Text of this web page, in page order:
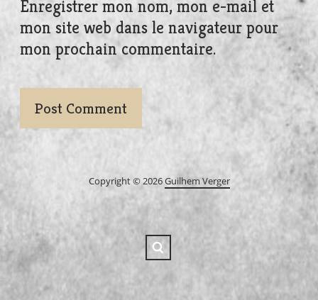
Enregistrer mon nom, mon e-mail et
mon site web dans le navigateur pour
mon prochain commentaire.
Copyright © 2026Guilhem Verger